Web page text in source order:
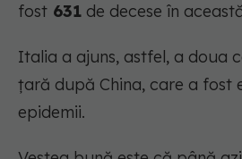
fost 631 de decese în
Italia a ajuns, astfel, a doua
țară după China, care a fost
epidemii.